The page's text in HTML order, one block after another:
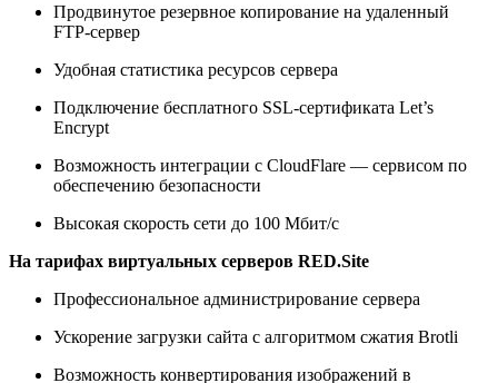
Продвинутое резервное копирование на удаленный
FTP-сервер
Удобная статистика ресурсов сервера
Подключение бесплатного SSL-сертификата Let’s
Encrypt
Возможность интеграции с CloudFlare — сервисом по
обеспечению безопасности
Высокая скорость сети до 100 Мбит/с
На тарифах виртуальных серверов RED.Site
Профессиональное администрирование сервера
Ускорение загрузки сайта с алгоритмом сжатия Brotli
Возможность конвертирования изображений в